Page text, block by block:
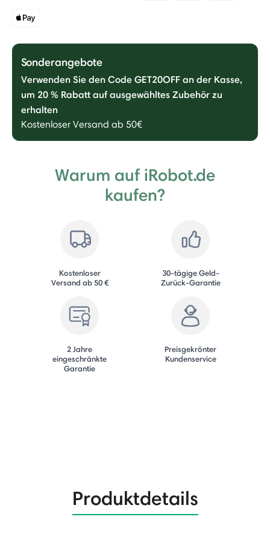
Sonderangebote
Verwenden Sie den Code GET20OFF an der Kasse,
um 20 % Rabatt auf ausgewähltes Zubehör zu
erhalten
Kostenloser Versand ab 50€
Warum auf iRobot.de
kaufen?
Kostenloser
Versand ab 50 €
30-tägige Geld-
Zurück-Garantie
2 Jahre
eingeschränkte
Garantie
Preisgekrönter
Kundenservice
Produktdetails